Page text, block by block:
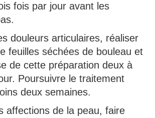
fois par jour avant les
douleurs articulaires, réaliser
feuilles séchées de bouleau et
de cette préparation deux à
Poursuivre le traitement
deux semaines.
affections de la peau, faire